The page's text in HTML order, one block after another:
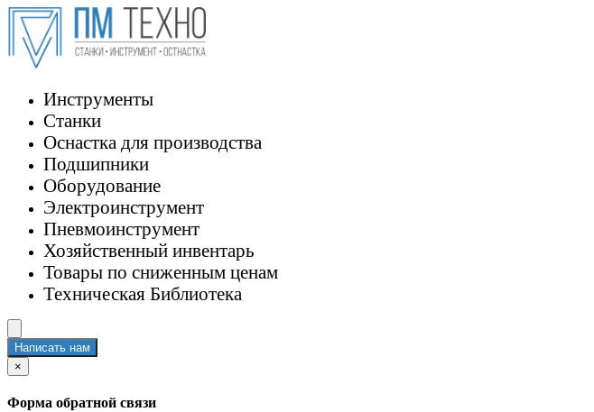
Инструменты
Станки
Оснастка для производства
Подшипники
Оборудование
Электроинструмент
Пневмоинструмент
Хозяйственный инвентарь
Товары по сниженным ценам
Техническая Библиотека
Написать нам
×
Форма обратной связи